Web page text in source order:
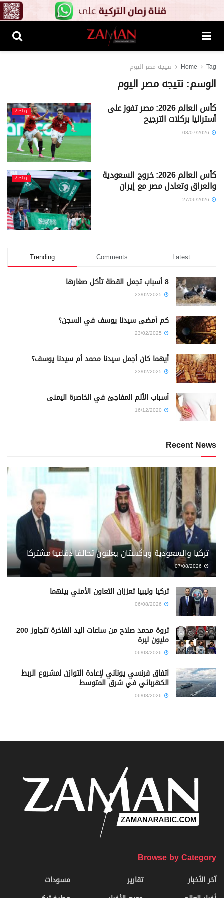
Home Tag نتيجه مصر اليوم
الوسم:نتيجه مصر اليوم
رياضة كأس العالم 2026: مصر تفوز على
أستراليا بركلات الترجيح
رياضة كأس العالم 2026: خروج السعودية
والعراق وتعادل مصر مع إيران
Trending Comments Latest
8 أسباب تجعل القطة تأكل صغارها
كم أمضى سيدنا يوسف في السجن؟
أيهما كان أجمل سيدنا محمد أم سيدنا يوسف؟
أسباب الألم المفاجئ في الخاصرة اليمنى
Recent News
تركيا والسعودية وباكستان يعلنون تحالفا دفاعيا مشتركا
تركيا وليبيا تعززان التعاون الأمني بينهما
ثروة محمد صلاح من ساعات اليد الفاخرة تتجاوز 200
مليون ليرة
اتفاق فرنسي يوناني لإعادة التوازن لمشروع الربط
الكهربائي في شرق المتوسط
Browse by Category
آخر الأخبار
تقارير
مسودات